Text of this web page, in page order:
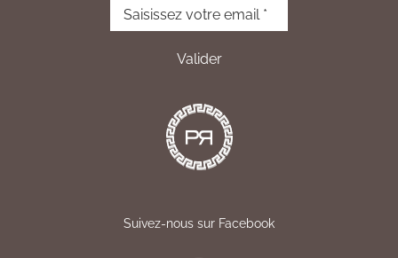
Suivez-nous sur Facebook